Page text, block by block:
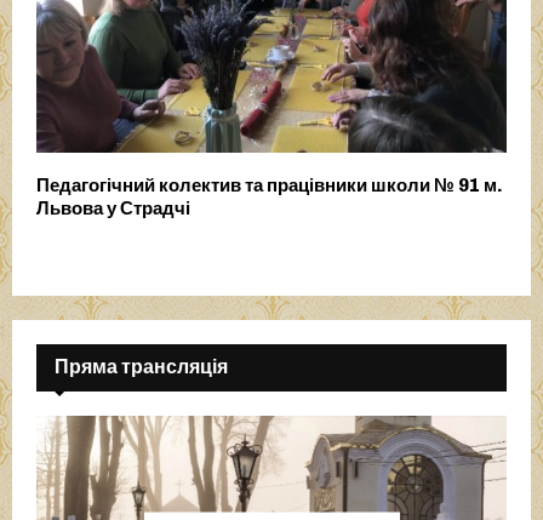
Педагогічний колектив та працівники школи № 91 м.
Львова у Страдчі
Пряма трансляція